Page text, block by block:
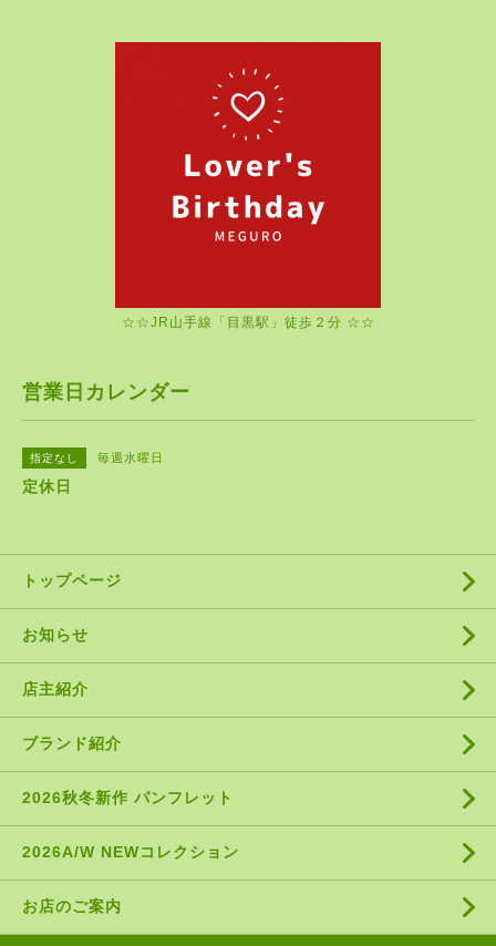
☆☆JR山手線「目黒駅」徒歩２分 ☆☆
営業日カレンダー
指定なし 毎週水曜日
定休日
トップページ
お知らせ
店主紹介
ブランド紹介
2026秋冬新作 パンフレット
2026A/W NEWコレクション
お店のご案内